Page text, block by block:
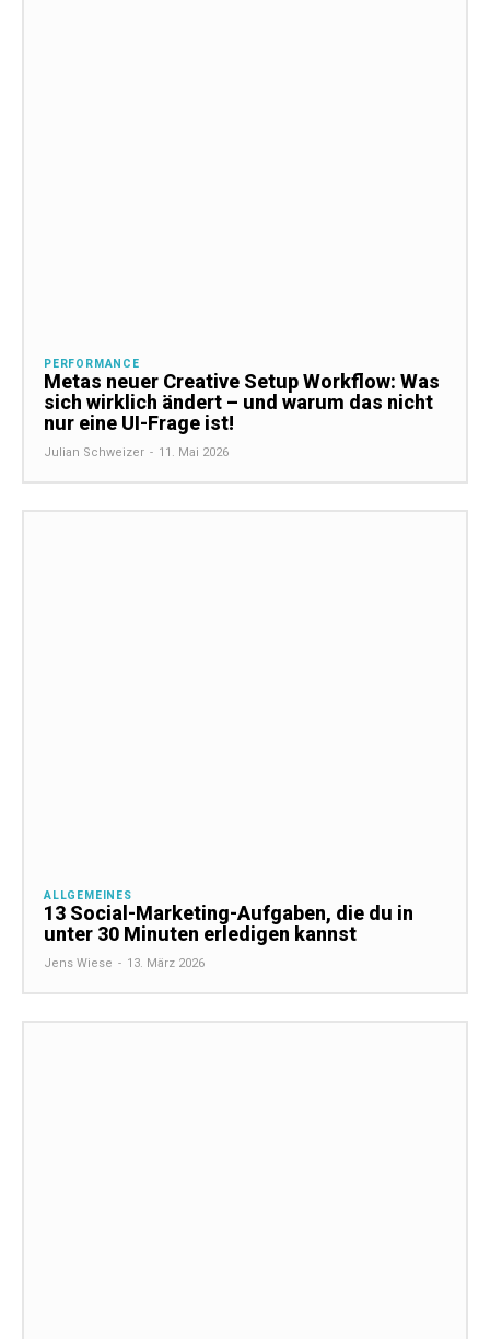
PERFORMANCE
Metas neuer Creative Setup Workflow: Was
sich wirklich ändert – und warum das nicht
nur eine UI-Frage ist!
Julian Schweizer - 11. Mai 2026
ALLGEMEINES
13 Social-Marketing-Aufgaben, die du in
unter 30 Minuten erledigen kannst
Jens Wiese - 13. März 2026